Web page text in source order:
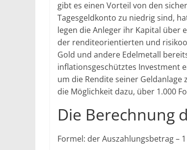
gibt es einen Vorteil von den
Tagesgeldkonto zu niedrig sind,
legen die Anleger ihr Kapital über
der renditeorientierten und
Gold und andere Edelmetall
inflationsgeschütztes Investment
um die Rendite seiner
die Möglichkeit dazu, über 1.000
Die Berechnung
Formel: der Auszahlungsbetrag –